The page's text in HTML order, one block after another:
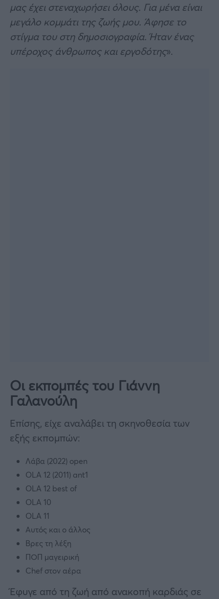
μας έχει στεναχωρήσει όλους. Για μένα είναι
μεγάλο κομμάτι της ζωής μου. Άφησε το
στίγμα του στη δημοσιογραφία. Ήταν ένας
υπέροχος άνθρωπος και εργοδότης».
Οι εκπομπές του Γιάννη
Γαλανούλη
Επίσης, είχε αναλάβει τη σκηνοθεσία των
εξής εκπομπών:
Λάβα (2022) open
OLA 12 (2011) ant1
OLA 12 best of
OLA 10
OLA 11
Αυτός και ο άλλος
Βρες τη λέξη
ΠΟΠ μαγειρική
Chef στον αέρα
Έφυγε από τη ζωή από ανακοπή καρδιάς σε